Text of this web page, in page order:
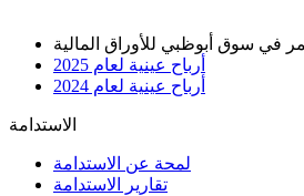
أرباح عينية لعام 2025
أرباح عينية لعام 2024
الاستدامة
لمحة عن الاستدامة
تقارير الاستدامة